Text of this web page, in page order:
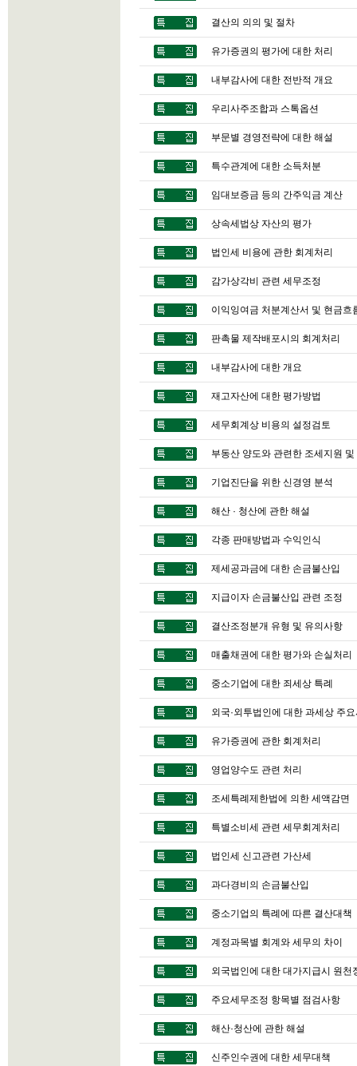
결산의 의의 및 절차
유가증권의 평가에 대한 처리
내부감사에 대한 전반적 개요
우리사주조합과 스톡옵션
부문별 경영전략에 대한 해설
특수관계에 대한 소득처분
임대보증금 등의 간주익금 계산
상속세법상 자산의 평가
법인세 비용에 관한 회계처리
감가상각비 관련 세무조정
이익잉여금 처분계산서 및 현금흐
판촉물 제작배포시의 회계처리
내부감사에 대한 개요
재고자산에 대한 평가방법
세무회계상 비용의 설정검토
부동산 양도와 관련한 조세지원
기업진단을 위한 신경영 분석
해산 · 청산에 관한 해설
각종 판매방법과 수익인식
제세공과금에 대한 손금불산입
지급이자 손금불산입 관련 조정
결산조정분개 유형 및 유의사항
매출채권에 대한 평가와 손실처리
중소기업에 대한 죄세상 특례
외국·외투법인에 대한 과세상 주
유가증권에 관한 회계처리
영업양수도 관련 처리
조세특례제한법에 의한 세액감면
특별소비세 관련 세무회계처리
법인세 신고관련 가산세
과다경비의 손금불산입
중소기업의 특례에 따른 결산대책
계정과목별 회계와 세무의 차이
외국법인에 대한 대가지급시 원천
주요세무조정 항목별 점검사항
해산·청산에 관한 해설
신주인수권에 대한 세무대책